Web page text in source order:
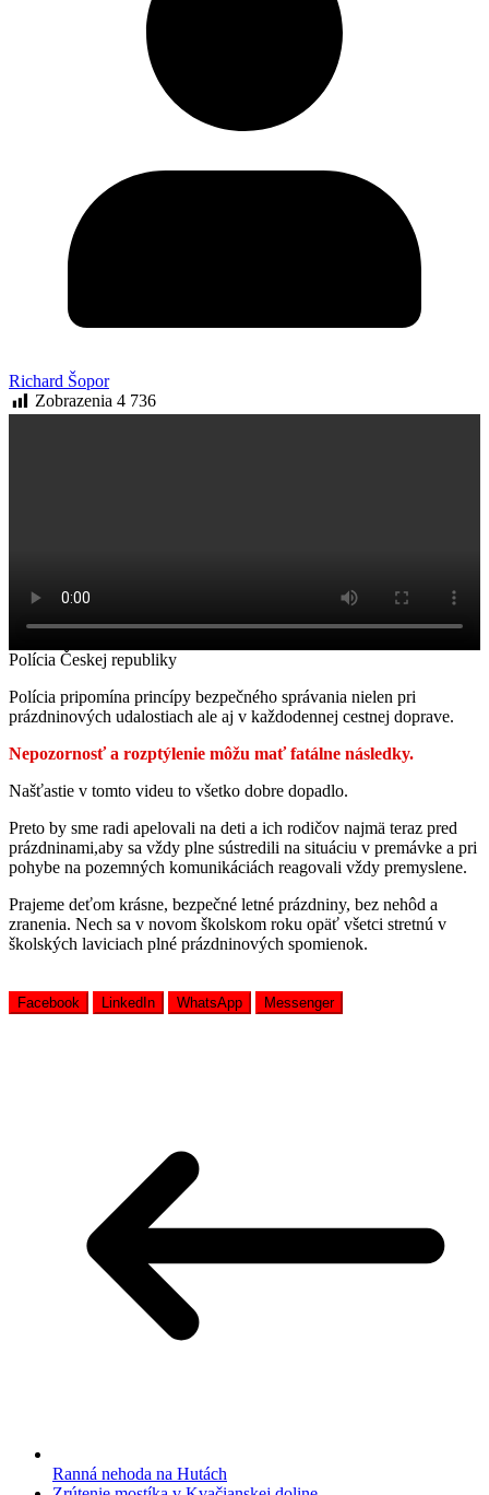
Richard Šopor
Zobrazenia 4 736
Polícia Českej republiky
Polícia pripomína princípy bezpečného správania nielen pri
prázdninových udalostiach ale aj v každodennej cestnej doprave.
Nepozornosť a rozptýlenie môžu mať fatálne následky.
Našťastie v tomto videu to všetko dobre dopadlo.
Preto by sme radi apelovali na deti a ich rodičov najmä teraz pred
prázdninami,aby sa vždy plne sústredili na situáciu v premávke a pri
pohybe na pozemných komunikáciách reagovali vždy premyslene.
Prajeme deťom krásne, bezpečné letné prázdniny, bez nehôd a
zranenia. Nech sa v novom školskom roku opäť všetci stretnú v
školských laviciach plné prázdninových spomienok.
Facebook LinkedIn WhatsApp Messenger
Ranná nehoda na Hutách